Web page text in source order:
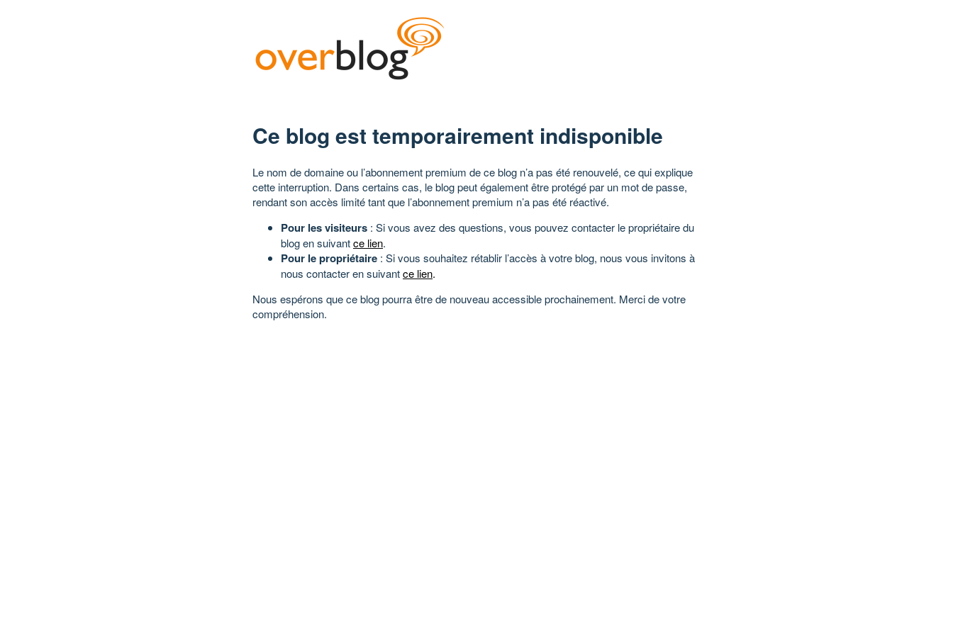
Ce blog est temporairement indisponible
Le nom de domaine ou l’abonnement premium de ce blog n’a pas été renouvelé, ce qui explique
cette interruption. Dans certains cas, le blog peut également être protégé par un mot de passe,
rendant son accès limité tant que l’abonnement premium n’a pas été réactivé.
Pour les visiteurs : Si vous avez des questions, vous pouvez contacter le propriétaire du
blog en suivantce lien.
Pour le propriétaire : Si vous souhaitez rétablir l’accès à votre blog, nous vous invitons à
nous contacter en suivantce lien.
Nous espérons que ce blog pourra être de nouveau accessible prochainement. Merci de votre
compréhension.